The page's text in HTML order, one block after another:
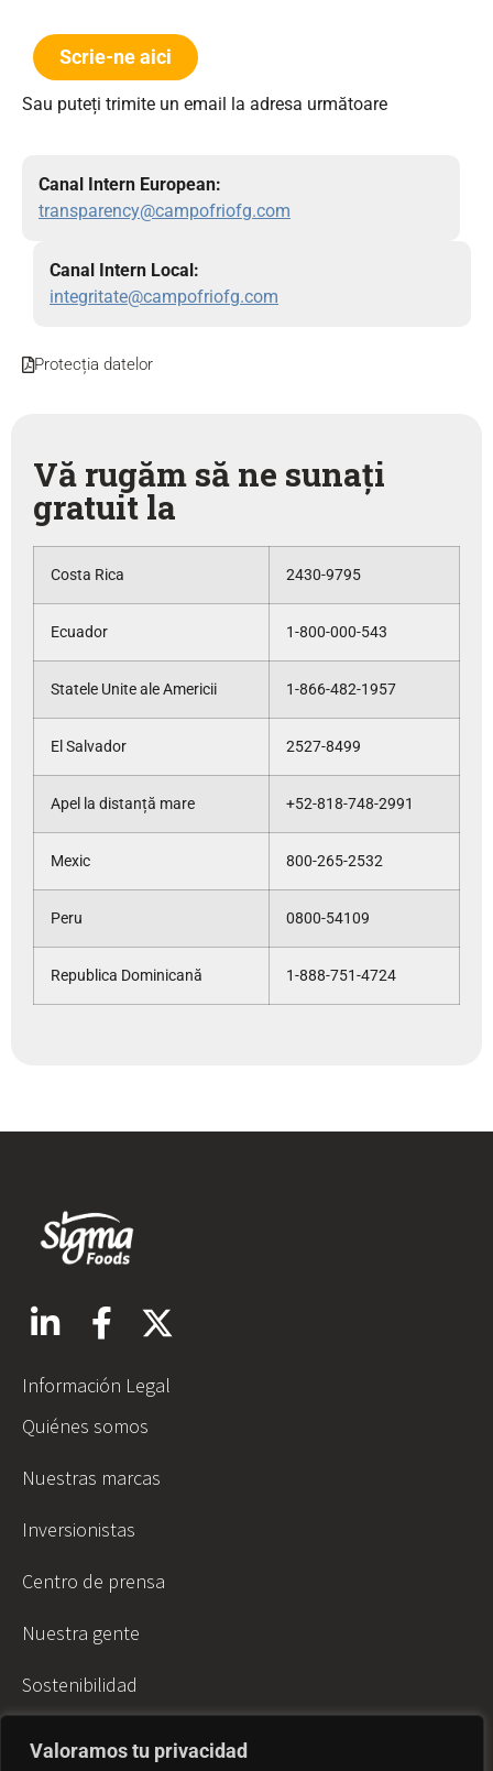
Valoramos tu privacidad
Scrie-ne aici
Sau puteți trimite un email la adresa următoare
Canal Intern European:
transparency@campofriofg.com
Canal Intern Local:
integritate@campofriofg.com
Protecția datelor
Vă rugăm să ne sunați
gratuit la
Costa Rica 2430-9795
Ecuador 1-800-000-543
Statele Unite ale Americii 1-866-482-1957
El Salvador 2527-8499
Apel la distanță mare +52-818-748-2991
Mexic 800-265-2532
Peru 0800-54109
Republica Dominicană 1-888-751-4724
Información Legal
Quiénes somos
Nuestras marcas
Inversionistas
Centro de prensa
Nuestra gente
Sostenibilidad
ALFA Fundación